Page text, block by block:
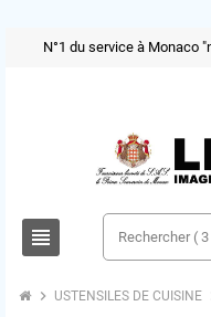
N°1 du service à Monaco
view_headline
chevron_right USTENSILES DE CUISINE